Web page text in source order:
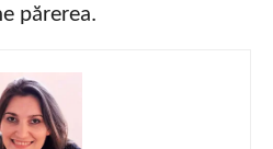
părerea.